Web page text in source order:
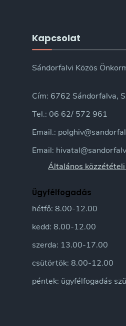
Kapcsolat
Sándorfalvi Közös
Cím: 6762 Sándorfalva,
Tel.: 06 62/ 572 961
Email.:
Email:
Általános
Ügyfélfogadás
hétfő: 8.00-12.00
kedd: 8.00-12.00
szerda: 13.00-17.00
csütörtök: 8.00-12.00
péntek: ügyfélfogadás